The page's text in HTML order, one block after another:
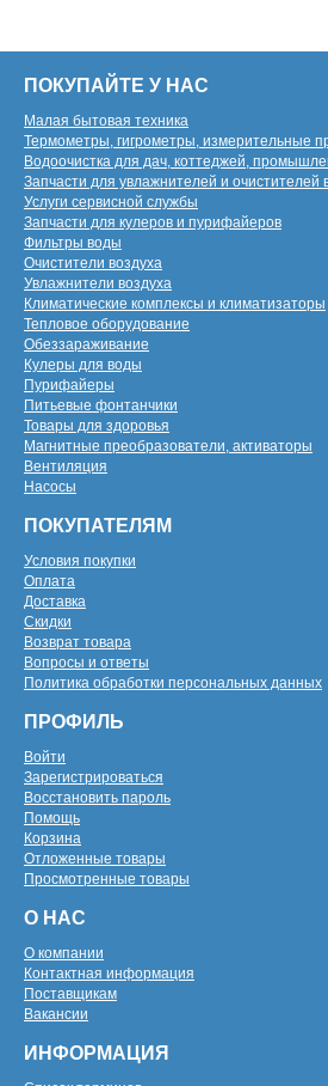
ПОКУПАЙТЕ У НАС
Малая бытовая техника
Термометры, гигрометры, измерительные
Водоочистка для дач, коттеджей,
Запчасти для увлажнителей и очистителей
Услуги сервисной службы
Запчасти для кулеров и пурифайеров
Фильтры воды
Очистители воздуха
Увлажнители воздуха
Климатические комплексы и климатизаторы
Тепловое оборудование
Обеззараживание
Кулеры для воды
Пурифайеры
Питьевые фонтанчики
Товары для здоровья
Магнитные преобразователи, активаторы
Вентиляция
Насосы
ПОКУПАТЕЛЯМ
Условия покупки
Оплата
Доставка
Скидки
Возврат товара
Вопросы и ответы
Политика обработки персональных данных
ПРОФИЛЬ
Войти
Зарегистрироваться
Восстановить пароль
Помощь
Корзина
Отложенные товары
Просмотренные товары
О НАС
О компании
Контактная информация
Поставщикам
Вакансии
ИНФОРМАЦИЯ